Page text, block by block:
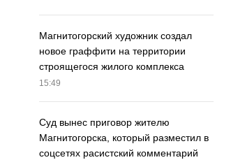
Магнитогорский художник создал
новое граффити на территории
строящегося жилого комплекса
15:49
Суд вынес приговор жителю
Магнитогорска, который разместил в
соцсетях расистский комментарий